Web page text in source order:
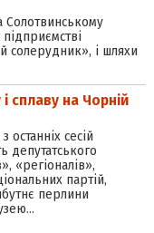
Солотвинському
солерудник», і шляхи
сплаву на Чорній
останніх сесій
депутатського
«регіоналів»,
партій,
перлини